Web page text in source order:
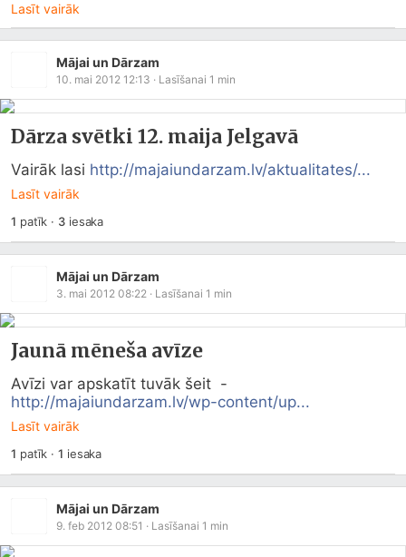
Lasīt vairāk
Mājai un Dārzam
10. mai 2012 12:13 · Lasīšanai 1 min
Dārza svētki 12. maija Jelgavā
Vairāk lasi http://majaiundarzam.lv/aktualitates/...
Lasīt vairāk
1 patīk · 3iesaka
Mājai un Dārzam
3. mai 2012 08:22 · Lasīšanai 1 min
Jaunā mēneša avīze
http://majaiundarzam.lv/wp-content/up...
Lasīt vairāk
1 patīk ·1 iesaka
Mājai un Dārzam
9. feb 2012 08:51 · Lasīšanai 1 min